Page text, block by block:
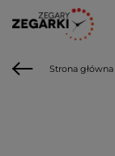
Strona główna